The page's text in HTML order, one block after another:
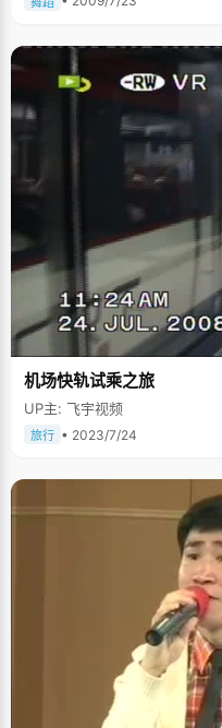
机场快轨试乘之旅
UP主: 飞宇视频
旅行 • 2023/7/24